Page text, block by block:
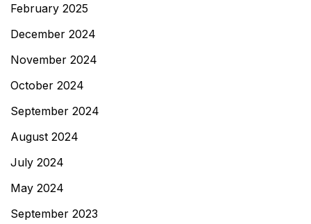
February 2025
December 2024
November 2024
October 2024
September 2024
August 2024
July 2024
May 2024
September 2023